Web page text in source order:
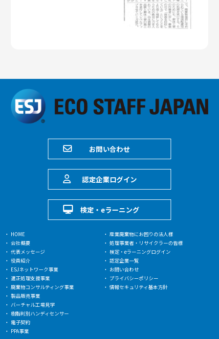
お問い合わせ
認定企業ログイン
検定・eラーニング
HOME
会社概要
代表メッセージ
役員紹介
ESJネットワーク事業
適正処理支援事業
廃棄物コンサルティング事業
製品販売事業
バーチャル工場見学
樹脂判別ハンディセンサー
電子契約
PPA事業
産業廃棄物にお困りの法人様
処理事業者・リサイクラーの皆様
検定・eラーニングログイン
認定企業一覧
お問い合わせ
プライバシーポリシー
情報セキュリティ基本方針